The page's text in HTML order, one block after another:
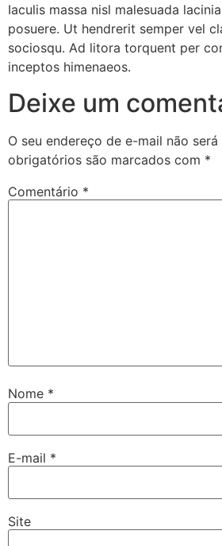
Iaculis massa nisl malesuada
posuere. Ut hendrerit semper vel
sociosqu. Ad litora torquent per
inceptos himenaeos.
Deixe um
O seu endereço de e-mail não
obrigatórios são marcados com *
Comentário *
Nome *
E-mail *
Site